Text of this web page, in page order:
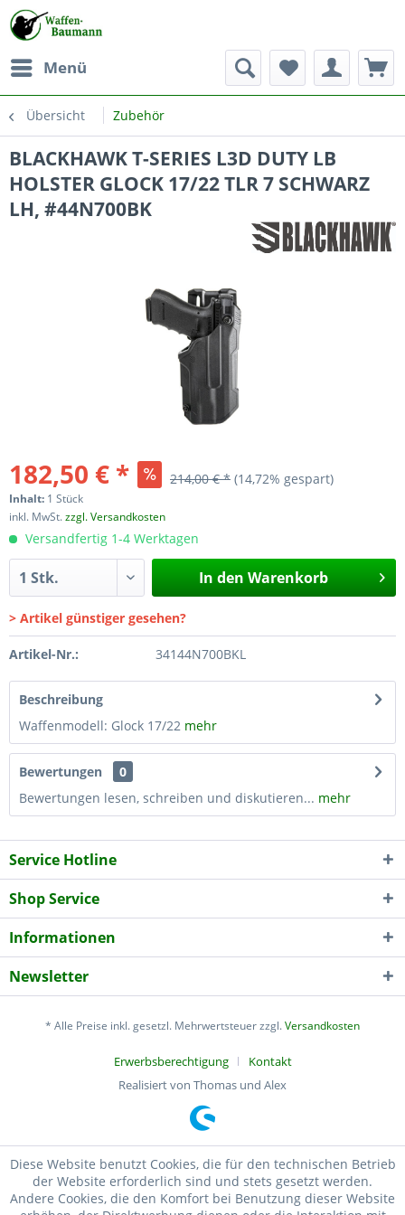
Menü
Übersicht Zubehör
BLACKHAWK T-SERIES L3D DUTY LB
HOLSTER GLOCK 17/22 TLR 7 SCHWARZ
LH, #44N700BK
182,50 € * 214,00 € * (14,72% gespart)
Inhalt: 1 Stück
inkl. MwSt.zzgl. Versandkosten
Versandfertig 1-4 Werktagen
In den Warenkorb
> Artikel günstiger gesehen?
Artikel-Nr.: 34144N700BKL
Beschreibung
Waffenmodell: Glock 17/22 mehr
Bewertungen
0
Bewertungen lesen, schreiben und diskutieren... mehr
Service Hotline
Shop Service
Informationen
Newsletter
* Alle Preise inkl. gesetzl. Mehrwertsteuer zzgl.Versandkosten
Erwerbsberechtigung
Kontakt
Realisiert von Thomas und Alex
Diese Website benutzt Cookies, die für den technischen Betrieb
der Website erforderlich sind und stets gesetzt werden.
Andere Cookies, die den Komfort bei Benutzung dieser Website